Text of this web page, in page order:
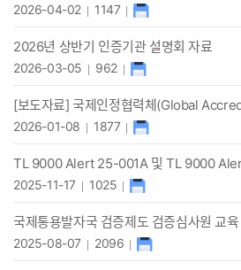
2026-04-02 1147
2026년 상반기 인증기관 설명회 자료
2026-03-05 962
2026-01-08 1877
TL 9000 Alert 25-001A 및 TL 9000
2025-11-17 1025
국제통용발자국 검증제도 검증심사원 교육
2025-08-07 2096